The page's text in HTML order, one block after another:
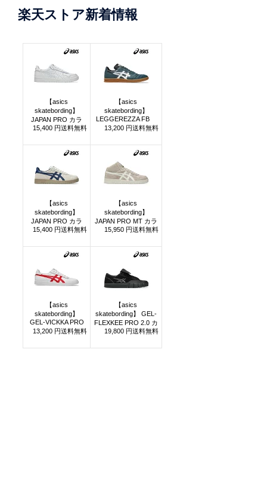
楽天ストア新着情報